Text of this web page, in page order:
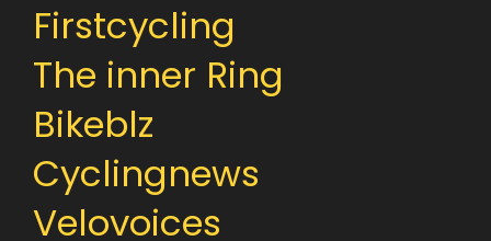
Firstcycling
The inner Ring
Bikeblz
Cyclingnews
Velovoices